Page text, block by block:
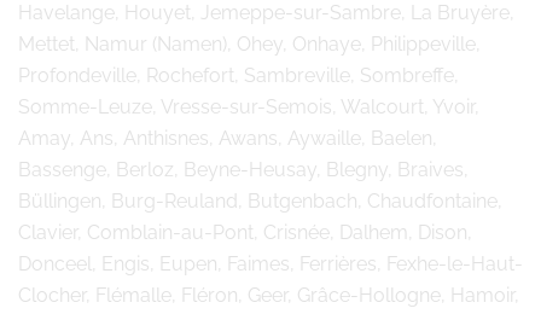
Havelange, Houyet, Jemeppe-sur-Sambre, La Bruyère,
Mettet, Namur (Namen), Ohey, Onhaye, Philippeville,
Profondeville, Rochefort, Sambreville, Sombreffe,
Somme-Leuze, Vresse-sur-Semois, Walcourt, Yvoir,
Amay, Ans, Anthisnes, Awans, Aywaille, Baelen,
Bassenge, Berloz, Beyne-Heusay, Blegny, Braives,
Büllingen, Burg-Reuland, Butgenbach, Chaudfontaine,
Clavier, Comblain-au-Pont, Crisnée, Dalhem, Dison,
Donceel, Engis, Eupen, Faimes, Ferrières, Fexhe-le-Haut-
Clocher, Flémalle, Fléron, Geer, Grâce-Hollogne, Hamoir,